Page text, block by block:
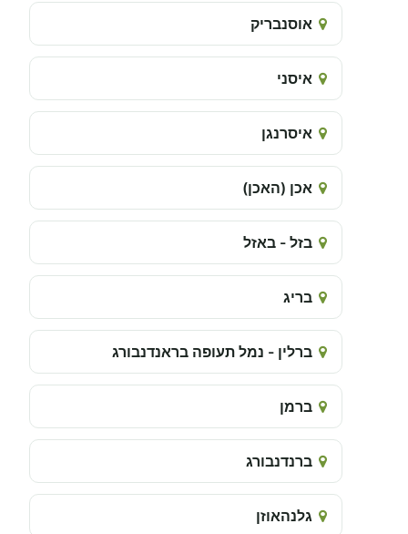
אוסנבריק
איסני
איסרנגן
אכן (האכן)
בזל - באזל
בריג
ברלין - נמל תעופה בראנדנבורג
ברמן
ברנדנבורג
גלנהאוזן